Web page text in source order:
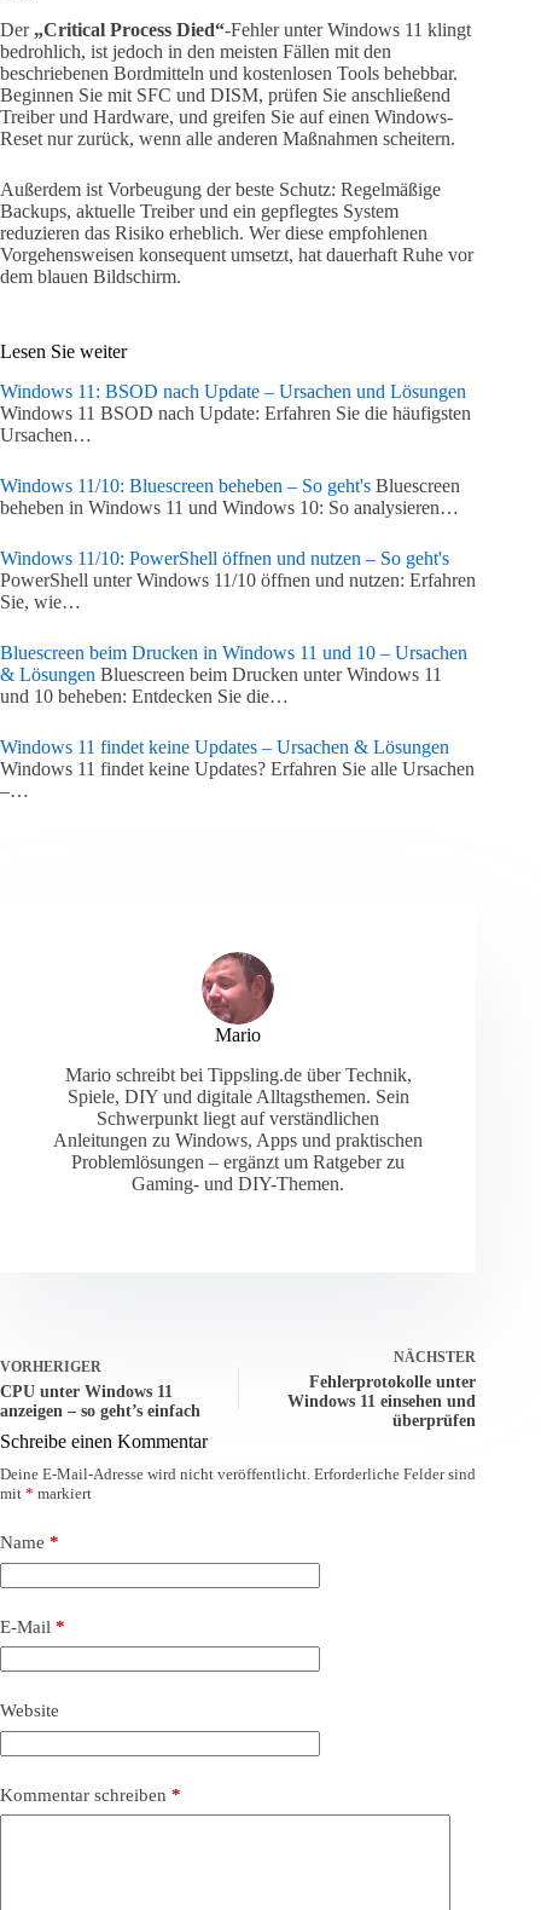
Der „Critical Process Died“-Fehler unter Windows 11 klingt
bedrohlich, ist jedoch in den meisten Fällen mit den
beschriebenen Bordmitteln und kostenlosen Tools behebbar.
Beginnen Sie mit SFC und DISM, prüfen Sie anschließend
Treiber und Hardware, und greifen Sie auf einen Windows-
Reset nur zurück, wenn alle anderen Maßnahmen scheitern.
Außerdem ist Vorbeugung der beste Schutz: Regelmäßige
Backups, aktuelle Treiber und ein gepflegtes System
reduzieren das Risiko erheblich. Wer diese empfohlenen
Vorgehensweisen konsequent umsetzt, hat dauerhaft Ruhe vor
dem blauen Bildschirm.
Lesen Sie weiter
Windows 11: BSOD nach Update – Ursachen und Lösungen
Windows 11 BSOD nach Update: Erfahren Sie die häufigsten
Ursachen…
Windows 11/10: Bluescreen beheben – So geht's Bluescreen
beheben in Windows 11 und Windows 10: So analysieren…
Windows 11/10: PowerShell öffnen und nutzen – So geht's
PowerShell unter Windows 11/10 öffnen und nutzen: Erfahren
Sie, wie…
Bluescreen beim Drucken in Windows 11 und 10 – Ursachen
& Lösungen Bluescreen beim Drucken unter Windows 11
und 10 beheben: Entdecken Sie die…
Windows 11 findet keine Updates – Ursachen & Lösungen
Windows 11 findet keine Updates? Erfahren Sie alle Ursachen
–…
Mario
Mario schreibt bei Tippsling.de über Technik,
Spiele, DIY und digitale Alltagsthemen. Sein
Schwerpunkt liegt auf verständlichen
Anleitungen zu Windows, Apps und praktischen
Problemlösungen – ergänzt um Ratgeber zu
Gaming- und DIY-Themen.
VORHERIGER
CPU unter Windows 11
anzeigen – so geht’s einfach
NÄCHSTER
Fehlerprotokolle unter
Windows 11 einsehen und
überprüfen
Schreibe einen Kommentar
Deine E-Mail-Adresse wird nicht veröffentlicht. Erforderliche Felder sind
mit * markiert
Name *
E-Mail *
Website
Kommentar schreiben *